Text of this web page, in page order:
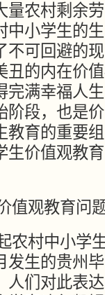
量农村剩余
中小学生的
不可回避的
丑的内在价
完满幸福人
阶段，也是
教育的重要
生价值观教
值观教育问
农村中小学
发生的贵州
人们对此表